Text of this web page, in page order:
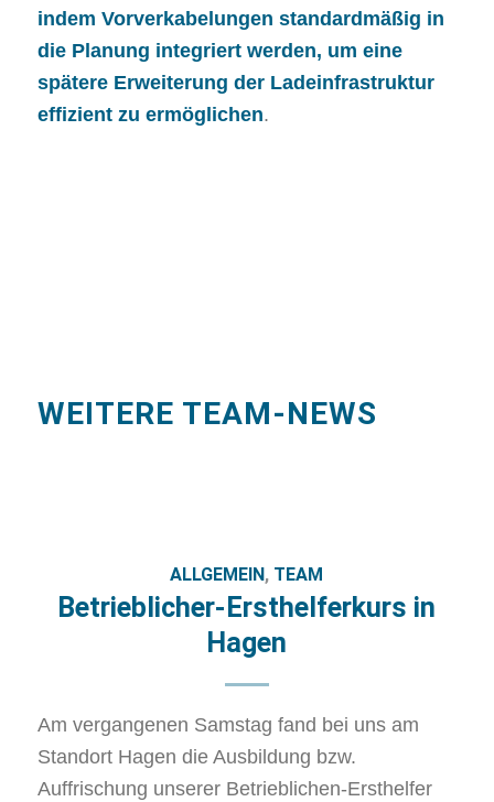
indem Vorverkabelungen standardmäßig in
die Planung integriert werden, um eine
spätere Erweiterung der Ladeinfrastruktur
effizient zu ermöglichen.
WEITERE TEAM-NEWS
ALLGEMEIN , TEAM
Betrieblicher-Ersthelferkurs in
Hagen
Am vergangenen Samstag fand bei uns am
Standort Hagen die Ausbildung bzw.
Auffrischung unserer Betrieblichen-Ersthelfer